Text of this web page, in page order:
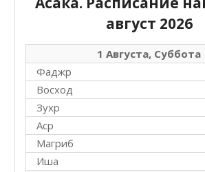
август 2026
1 Августа, Суббота
Фаджр
Восход
Зухр
Аср
Магриб
Иша